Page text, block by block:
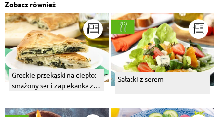
Zobacz również
Greckie przekąski na ciepło:
smażony ser i zapiekanka z
Sałatki z serem